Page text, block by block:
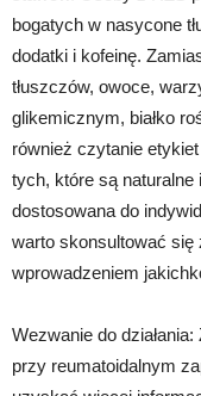
bogatych w nasycone
dodatki i kofeinę.
tłuszczów, owoce,
glikemicznym, białko
również czytanie
tych, które są naturalne
dostosowana do
warto skonsultować się
wprowadzeniem
Wezwanie do
przy reumatoidalnym